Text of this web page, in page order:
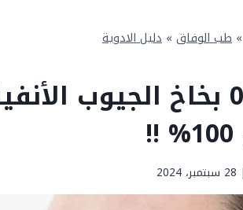
» طب الوفاق » دليل الادوية
28 سبتمبر، 2024